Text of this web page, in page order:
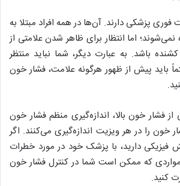
فوری پزشکی دارند. آن‌ها در همه افراد مبتلا به
اما انتظار برای ظاهر شدن علامتی از
باشد. به عبارت دیگر، شما نباید منتظر
باید پیش از ظهور هرگونه علامت، فشار خون
از فشار خون بالا، اندازه‌گیری منظم فشار خون
خون را در هر ویزیت اندازه‌گیری می‌کنند. اگر
فیزیکی دارید، با پزشک خود در مورد خطرات
مواردی که ممکن است شما در کنترل فشار خون
کنید.